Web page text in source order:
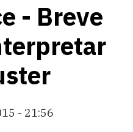
- Breve
- 21:56